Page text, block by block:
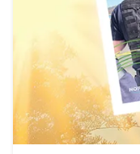
Sogn og Fjordane
Statens Vegvesen
Wireless Roadshow
Vår nye katalog er
Sepura SC21 er her!